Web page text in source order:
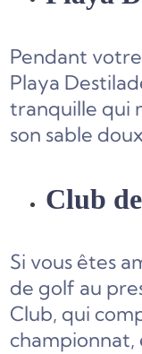
Pendant
Playa
tranquille qui
son sable
Club
Si vous êtes
de golf au
Club, qui
championnat,